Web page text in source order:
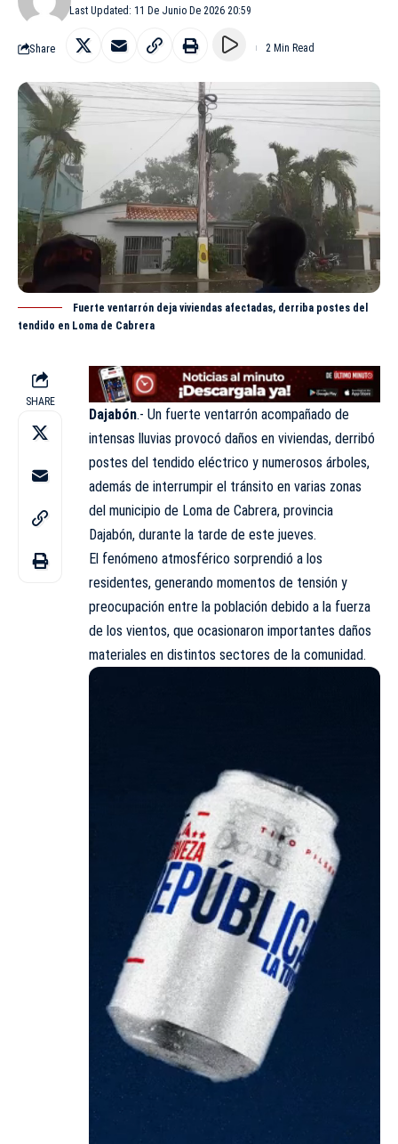
Last Updated: 11 De Junio De 2026 20:59
Share 2 Min Read
Fuerte ventarrón deja viviendas afectadas, derriba postes del
tendido en Loma de Cabrera
SHARE
Dajabón.- Un fuerte ventarrón acompañado de
intensas lluvias provocó daños en viviendas, derribó
postes del tendido eléctrico y numerosos árboles,
además de interrumpir el tránsito en varias zonas
del municipio de Loma de Cabrera, provincia
Dajabón, durante la tarde de este jueves.
El fenómeno atmosférico sorprendió a los
residentes, generando momentos de tensión y
preocupación entre la población debido a la fuerza
de los vientos, que ocasionaron importantes daños
materiales en distintos sectores de la comunidad.